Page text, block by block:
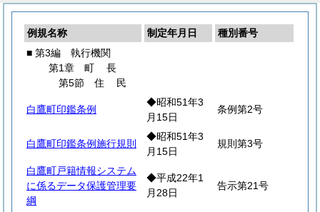
例規名称 制定年月日
種別番号
■ 第3編 執行機関
第1章 町長
第5節 住 民
白鷹町印鑑条例
◆昭和51年3
月15日
条例第2号
白鷹町印鑑条例施行規則
◆昭和51年3
月15日
規則第3号
白鷹町戸籍情報システム
に係るデータ保護管理要
綱
◆平成22年1
月28日
告示第21号